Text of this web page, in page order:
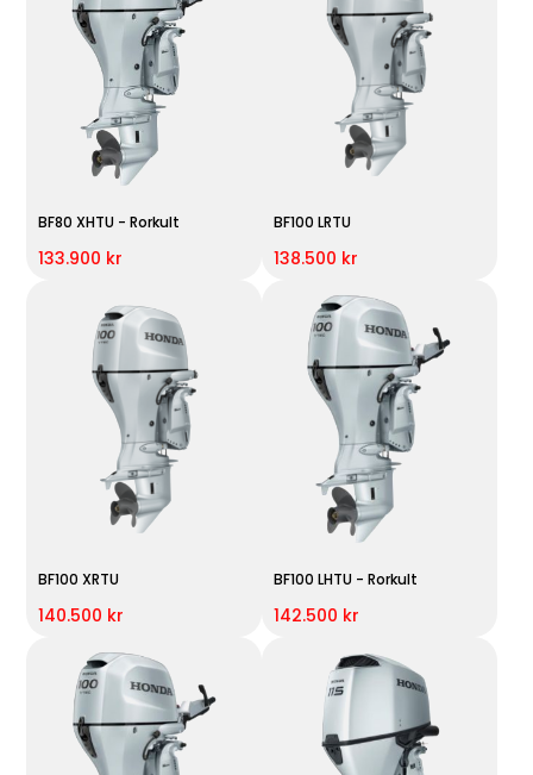
BF80 XHTU - Rorkult
133.900 kr
BF100 LRTU
138.500 kr
BF100 XRTU
140.500 kr
BF100 LHTU - Rorkult
142.500 kr